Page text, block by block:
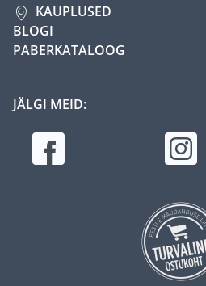
KAUPLUSED
BLOGI
PABERKATALOOG
JÄLGI MEID: